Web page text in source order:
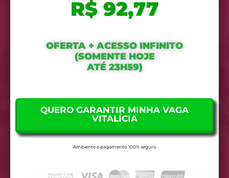
R$ 92,77
OFERTA + ACESSO INFINITO
(SOMENTE HOJE
ATÉ 23H59)
QUERO GARANTIR MINHA VAGA
VITALÍCIA
Ambiente e pagamento 100% seguro